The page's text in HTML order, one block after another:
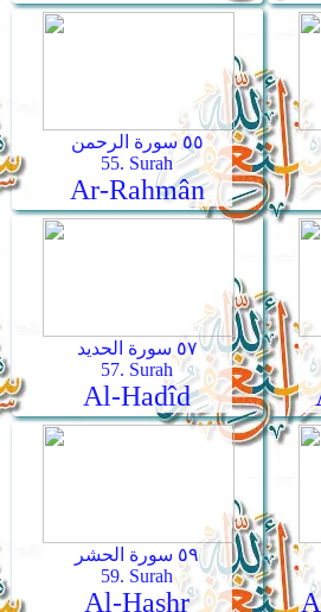
٥٥ سورة الرحمن
55. Surah
Ar-Rahmân
٥٧ سورة الحديد
57. Surah
Al-Hadîd
٥٩ سورة الحشر
59. Surah
Al-Hashr